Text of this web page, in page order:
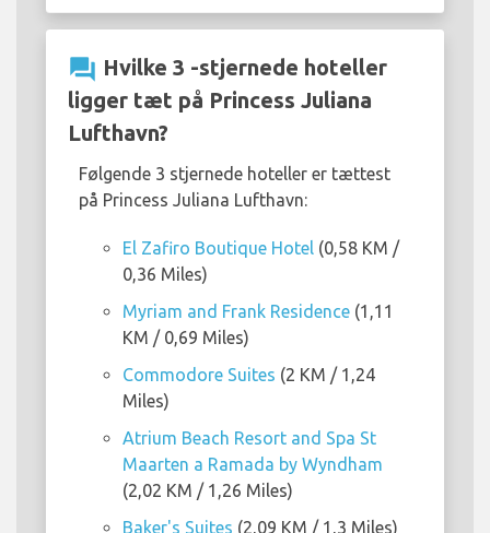
question_answer Hvilke 3 -stjernede hoteller
ligger tæt på Princess Juliana
Lufthavn?
Følgende 3 stjernede hoteller er tættest
på Princess Juliana Lufthavn:
El Zafiro Boutique Hotel (0,58 KM /
0,36 Miles)
Myriam and Frank Residence (1,11
KM / 0,69 Miles)
Commodore Suites (2 KM / 1,24
Miles)
Atrium Beach Resort and Spa St
Maarten a Ramada by Wyndham
(2,02 KM / 1,26 Miles)
Baker's Suites (2,09 KM / 1,3 Miles)